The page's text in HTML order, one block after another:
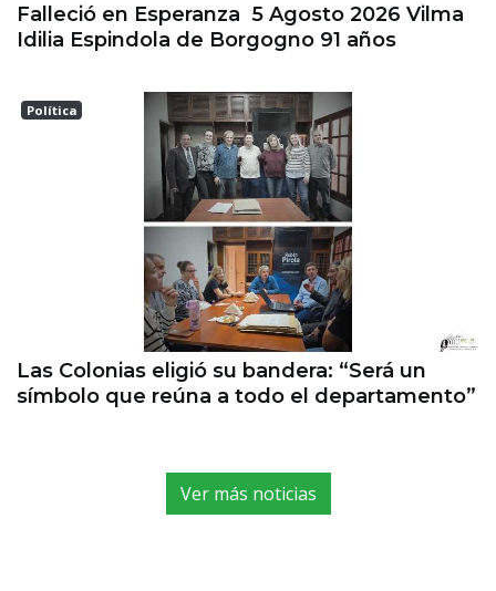
Falleció en Esperanza 5 Agosto 2026 Vilma
Idilia Espindola de Borgogno 91 años
Política
Las Colonias eligió su bandera: “Será un
símbolo que reúna a todo el departamento”
Ver más noticias